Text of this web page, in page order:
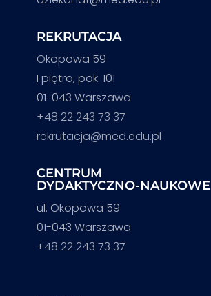
REKRUTACJA
Okopowa 59
I piętro, pok. 101
01-043 Warszawa
+48 22 243 73 37
rekrutacja@med.edu.pl
CENTRUM
DYDAKTYCZNO-NAUKOWE
ul. Okopowa 59
01-043 Warszawa
+48 22 243 73 37